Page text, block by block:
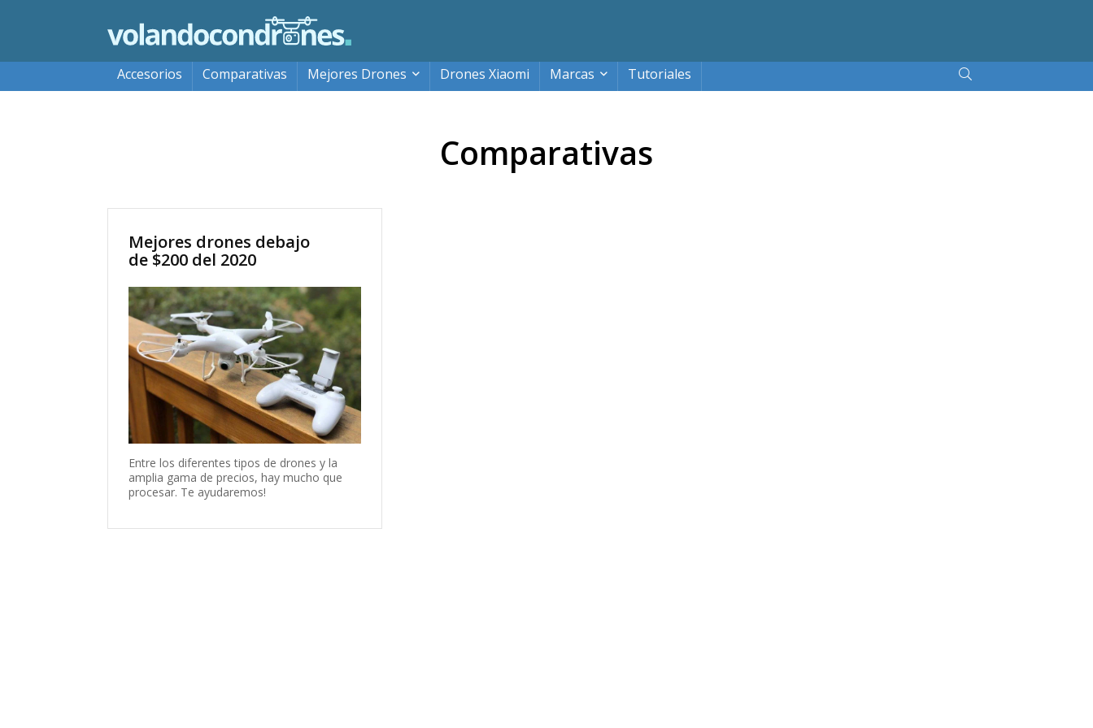
Accesorios Comparativas Mejores Drones Drones Xiaomi Marcas Tutoriales
Comparativas
Mejores drones debajo
de $200 del 2020
Entre los diferentes tipos de drones y la
amplia gama de precios, hay mucho que
procesar. Te ayudaremos!